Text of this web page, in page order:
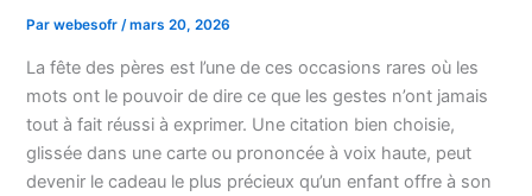
Parwebesofr/mars 20, 2026
La fête des pères est l’une de ces occasions rares où les
mots ont le pouvoir de dire ce que les gestes n’ont jamais
tout à fait réussi à exprimer. Une citation bien choisie,
glissée dans une carte ou prononcée à voix haute, peut
devenir le cadeau le plus précieux qu’un enfant offre à son